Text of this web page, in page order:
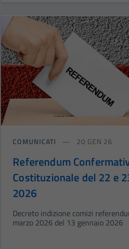
COMUNICATI 20 GEN 26
Referendum
Costituzionale del 22 e
2026
Decreto indizione comizi
marzo 2026 del 13 gennaio 2026